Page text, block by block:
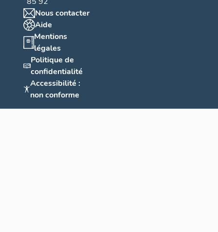
Nous contacter
Aide
Mentions
légales
Politique de
confidentialité
Accessibilité :
non conforme